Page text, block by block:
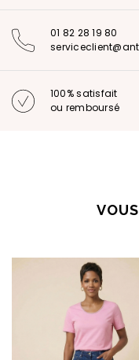
01 82 28 19 80
100% satisfait
ou remboursé